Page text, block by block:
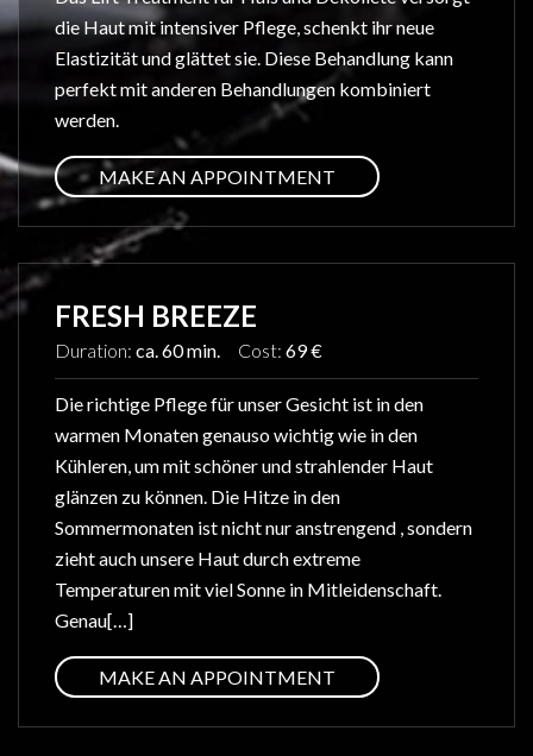
die Haut mit intensiver Pflege, schenkt ihr neue
Elastizität und glättet sie. Diese Behandlung kann
perfekt mit anderen Behandlungen kombiniert
werden.
MAKE AN APPOINTMENT
FRESH BREEZE
Duration: ca. 60 min. Cost: 69 €
Die richtige Pflege für unser Gesicht ist in den
warmen Monaten genauso wichtig wie in den
Kühleren, um mit schöner und strahlender Haut
glänzen zu können. Die Hitze in den
Sommermonaten ist nicht nur anstrengend , sondern
zieht auch unsere Haut durch extreme
Temperaturen mit viel Sonne in Mitleidenschaft.
Genau[…]
MAKE AN APPOINTMENT